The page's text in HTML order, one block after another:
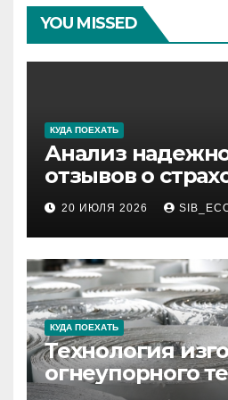
YOU MISSED
КУДА ПОЕХАТЬ
Анализ
отзывов о
компаниях по
года
20 ИЮЛЯ 2026
КУДА ПОЕХАТЬ
Технология
огнеупорного